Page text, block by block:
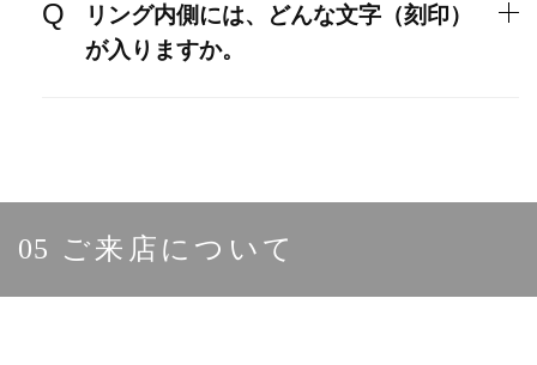
リング内側には、どんな文字（刻印）
が入りますか。
05 ご来店について